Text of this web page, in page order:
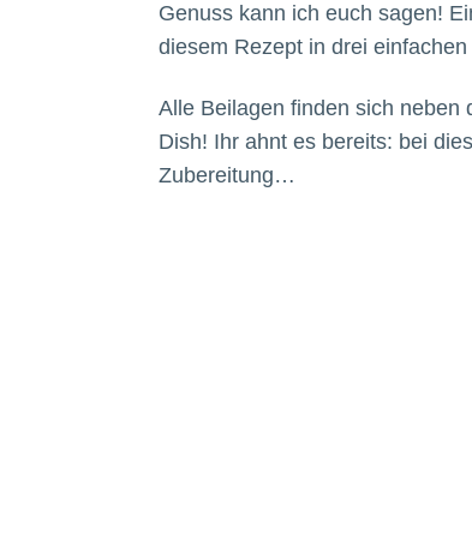
Genuss kann ich euch sagen!
diesem Rezept in drei
Alle Beilagen finden sich neben
Dish! Ihr ahnt es bereits: bei
Zubereitung…